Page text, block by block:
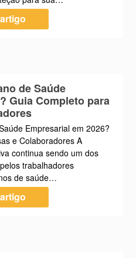
de Saúde
Guia Completo para
Empresarial em 2026?
e Colaboradores A
continua sendo um dos
trabalhadores
de saúde…